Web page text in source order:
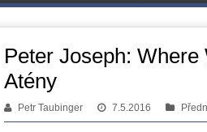
Peter Joseph:
Atény
Petr Taubinger 7.5.2016